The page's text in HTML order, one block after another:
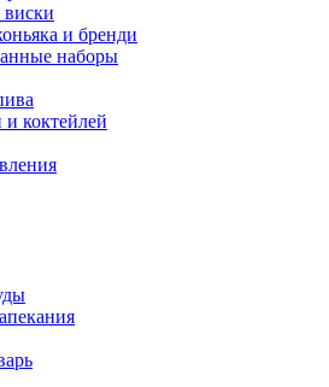
и бренди
наборы
коктейлей